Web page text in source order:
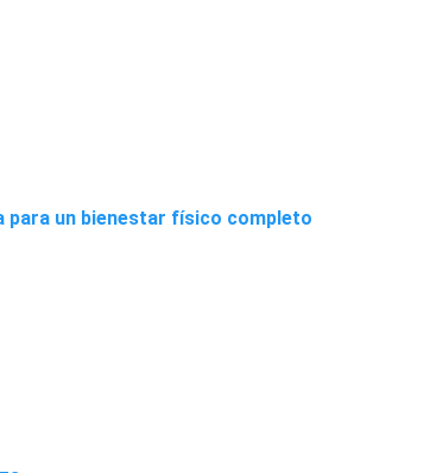
para un bienestar físico completo